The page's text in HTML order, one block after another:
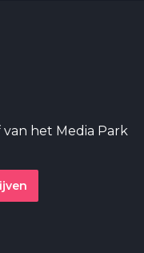
het Media Park